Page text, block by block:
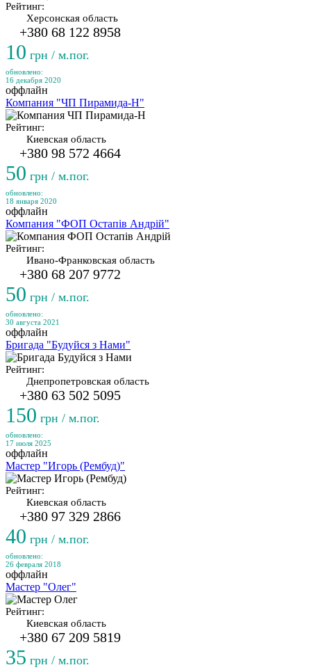
Рейтинг:
Херсонская область
+380 68 122 8958
10 грн / м.пог.
обновлено:
16 декабря 2020
оффлайн
Компания "ЧП Пирамида-Н"
Рейтинг:
Киевская область
+380 98 572 4664
50 грн / м.пог.
обновлено:
18 января 2020
оффлайн
Компания "ФОП Остапів Андрій"
Рейтинг:
Ивано-Франковская область
+380 68 207 9772
50 грн / м.пог.
обновлено:
30 августа 2021
оффлайн
Бригада "Будуйся з Нами"
Рейтинг:
Днепропетровская область
+380 63 502 5095
150 грн / м.пог.
обновлено:
17 июля 2025
оффлайн
Мастер "Игорь (Рембуд)"
Рейтинг:
Киевская область
+380 97 329 2866
40 грн / м.пог.
обновлено:
26 февраля 2018
оффлайн
Мастер "Олег"
Рейтинг:
Киевская область
+380 67 209 5819
35 грн / м.пог.